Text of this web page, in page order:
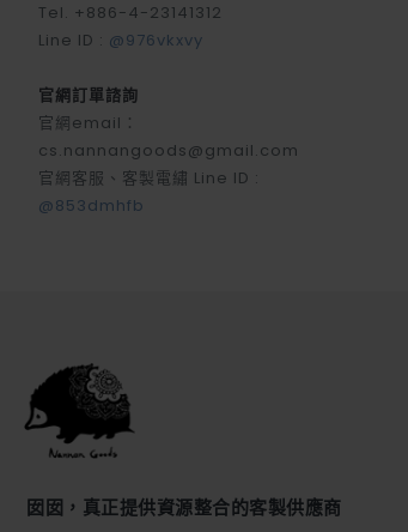
Tel. +886-4-23141312
Line ID : @976vkxvy
官網訂單諮詢
官網email：
cs.nannangoods@gmail.com
官網客服、客製電繡 Line ID :
@853dmhfb
囡囡，真正提供資源整合的客製供應商